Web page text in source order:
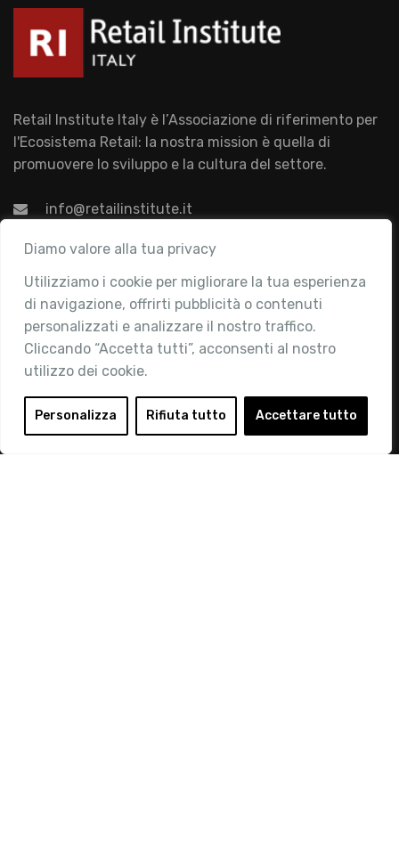
Diamo valore alla tua privacy
Utilizziamo i cookie per migliorare la tua esperienza
di navigazione, offrirti pubblicità o contenuti
personalizzati e analizzare il nostro traffico.
Cliccando “Accetta tutti”, acconsenti al nostro
utilizzo dei cookie.
Personalizza Rifiuta tutto Accettare tutto
Retail Institute Italy è l’Associazione di riferimento per
l'Ecosistema Retail: la nostra mission è quella di
promuovere lo sviluppo e la cultura del settore.
info@retailinstitute.it
Associazione
Chi siamo
Attività
Contatti
Area Riservata
Login
Diventa Socio